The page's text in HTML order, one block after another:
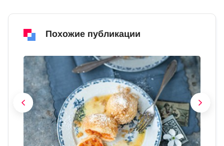
Похожие публикации